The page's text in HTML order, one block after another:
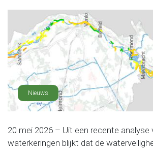
Nieuws
20 mei 2026 – Uit een recente analyse
waterkeringen blijkt dat de